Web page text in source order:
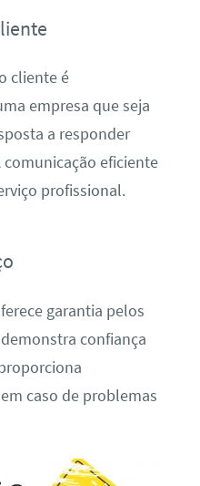
cliente é
empresa que seja
a responder
comunicação eficiente
profissional.
garantia pelos
confiança
caso de problemas